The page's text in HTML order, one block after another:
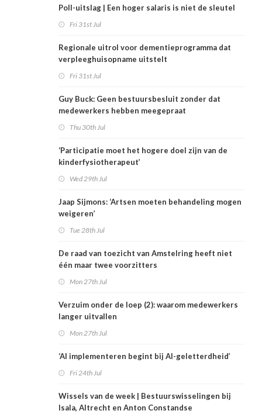
Poll-uitslag | Een hoger salaris is niet de sleutel
Fri 31st Jul
Regionale uitrol voor dementieprogramma dat
verpleeghuisopname uitstelt
Fri 31st Jul
Guy Buck: Geen bestuursbesluit zonder dat
medewerkers hebben meegepraat
Thu 30th Jul
‘Participatie moet het hogere doel zijn van de
kinderfysiotherapeut’
Wed 29th Jul
Jaap Sijmons: ‘Artsen moeten behandeling mogen
weigeren’
Tue 28th Jul
De raad van toezicht van Amstelring heeft niet
één maar twee voorzitters
Mon 27th Jul
Verzuim onder de loep (2): waarom medewerkers
langer uitvallen
Mon 27th Jul
‘AI implementeren begint bij AI-geletterdheid’
Fri 24th Jul
Wissels van de week | Bestuurswisselingen bij
Isala, Altrecht en Anton Constandse